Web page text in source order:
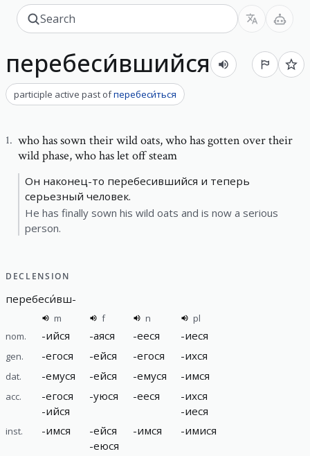
перебеси́вшийся
participle active past ofперебеси́ться
1. who has sown their wild oats,who has gotten over their
wild phase, who has let off steam
Он наконец-то перебесившийся и теперь
серьезный человек.
He has finally sown his wild oats and is now a serious
person.
DECLENSION
перебеси́вш-
m f n
pl
nom.
-ийся -аяся -ееся -иеся
gen. -егося -ейся -егося -ихся
dat. -емуся -ейся -емуся -имся
acc. -егося
-ийся
-уюся -ееся -ихся
-иеся
inst. -имся -ейся
-еюся
-имся -имися